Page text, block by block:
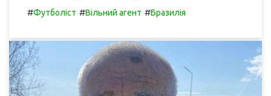
#Футболіст #Вільний агент #Бразилія